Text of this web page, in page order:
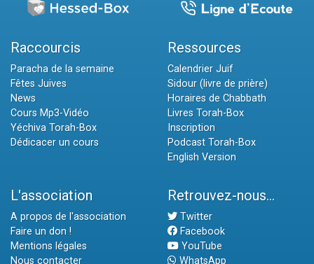
Raccourcis
Paracha de la semaine
Fêtes Juives
News
Cours Mp3-Vidéo
Yéchiva Torah-Box
Dédicacer un cours
Ressources
Calendrier Juif
Sidour (livre de prière)
Horaires de Chabbath
Livres Torah-Box
Inscription
Podcast Torah-Box
English Version
L'association
A propos de l'association
Faire un don !
Mentions légales
Nous contacter
Retrouvez-nous...
Twitter
Facebook
YouTube
WhatsApp